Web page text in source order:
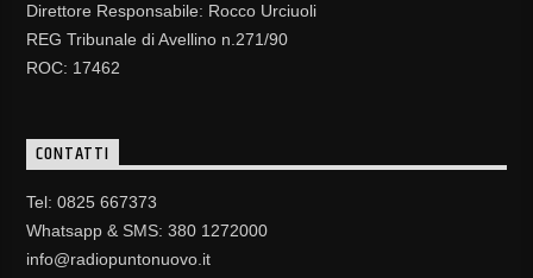
Direttore Responsabile: Rocco Urciuoli
REG Tribunale di Avellino n.271/90
ROC: 17462
CONTATTI
Tel: 0825 667373
Whatsapp & SMS: 380 1272000
info@radiopuntonuovo.it